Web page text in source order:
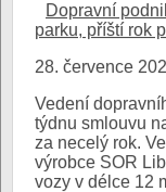
Dopravní
parku, příští rok
28. července
Vedení
týdnu smlouvu
za necelý rok.
výrobce SOR
vozy v délce 12